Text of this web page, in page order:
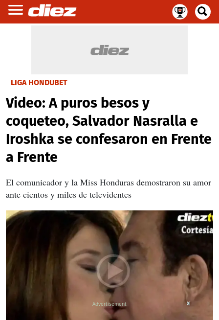
LIGA HONDUBET
Video: A puros besos y
coqueteo, Salvador Nasralla e
Iroshka se confesaron en Frente
a Frente
El comunicador y la Miss Honduras demostraron su amor
ante cientos y miles de televidentes
X